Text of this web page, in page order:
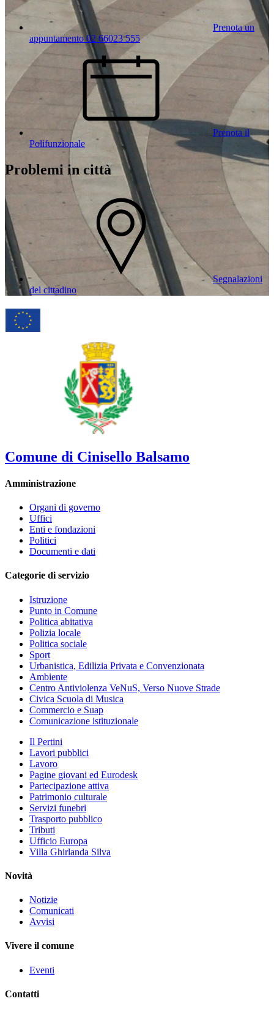
Prenota un
appuntamento 02 66023 555
Prenota il
Polifunzionale
Problemi in città
Segnalazioni
del cittadino
Comune di Cinisello Balsamo
Amministrazione
Organi di governo
Uffici
Enti e fondazioni
Politici
Documenti e dati
Categorie di servizio
Istruzione
Punto in Comune
Politica abitativa
Polizia locale
Politica sociale
Sport
Urbanistica, Edilizia Privata e Convenzionata
Ambiente
Centro Antiviolenza VeNuS, Verso Nuove Strade
Civica Scuola di Musica
Commercio e Suap
Comunicazione istituzionale
Il Pertini
Lavori pubblici
Lavoro
Pagine giovani ed Eurodesk
Partecipazione attiva
Patrimonio culturale
Servizi funebri
Trasporto pubblico
Tributi
Ufficio Europa
Villa Ghirlanda Silva
Novità
Notizie
Comunicati
Avvisi
Vivere il comune
Eventi
Contatti